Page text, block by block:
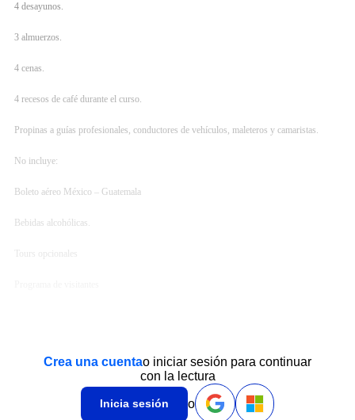
4 desayunos.
3 almuerzos.
4 cenas.
4 recesos de café durante el curso.
Propinas a guías profesionales, conductores de vehículos, maleteros y camaristas.
No incluye:
Boleto aéreo México – Guatemala
Bebidas alcohólicas.
Tours opcionales
Crea una cuentao iniciar sesión para continuar
con la lectura
Inicia sesión o